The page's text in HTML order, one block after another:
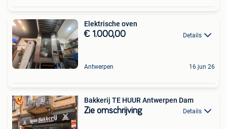
Elektrische oven
€ 1.000,00 Details
Antwerpen 16 jun 26
Bakkerij TE HUUR Antwerpen Dam
Zie omschrijving Details